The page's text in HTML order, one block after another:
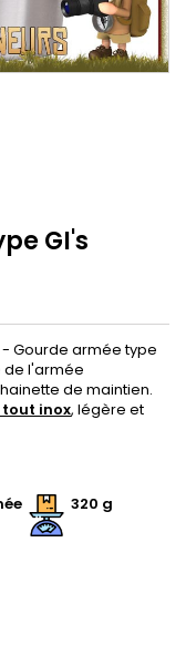
GI's
- Gourde armée type
de l'armée
de maintien.
inox, légère et
320 g